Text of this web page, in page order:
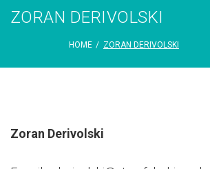
ZORAN DERIVOLSKI
HOME / ZORAN DERIVOLSKI
Zoran Derivolski